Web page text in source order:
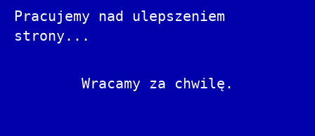
Pracujemy nad ulepszeniem
strony...
Wracamy za chwilę.